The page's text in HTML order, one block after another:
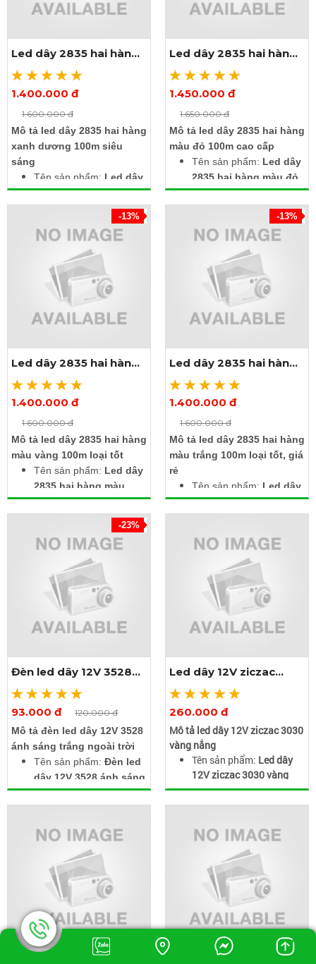
được ngoài trời
cuộn led tặng 4 dây
nguồn tải 100m, trị giá
100.000đ / dây
Nhận ngay 4 dây
giá 100.000đ / dây khi
mua 1 cuộn led
Xem thêm ảnh
Led dây 2835 hai hàng
xanh dương 100m
1.400.000 đ
1.600.000 đ
Mô tả led dây 2835 hai hàng
xanh dương 100m siêu
sáng
Tên sản phẩm: Led dây
2835 hai hàng xanh
dương 100m
Kích thước: Rộng 12mm
x dày 5mm x dài 100m
Chip led: SMD2835
Số lượng led: 120 led/m
Led có silicon trong suốt
trên mạch led, chống
Mua 1 cuộn led ngay
hôm nay, tặng kèm 4
dây nguồn tải 100m trị
giá 100.000đ / dây
Xem thêm ảnh
Led dây 2835 hai hàng
màu đỏ 100m
1.450.000 đ
1.650.000 đ
Mô tả led dây 2835 hai hàng
màu đỏ 100m cao cấp
Tên sản phẩm: Led dây
2835 hai hàng màu đỏ
100m
Điện áp: 220V
Kích thước: Rộng 12mm
x dày 5mm x dài 100m
Chip led: SMD2835
Số lượng led: 120 led/m
IP67: Chống nước, dùng
đươc ngoài trời
Khuyến mãi sốc: Khi
nguồn. Dây nguồn tải
được 100m trị giá
100.000đ / dây
-13%
Xem thêm ảnh
Led dây 2835 hai hàng
màu vàng 100m
1.400.000 đ
1.600.000 đ
Mô tả led dây 2835 hai hàng
màu vàng 100m loại tốt
Tên sản phẩm: Led dây
2835 hai hàng màu
vàng 100m
Điện áp: 220V
Kích thước: Rộng 12mm
x dày 5mm x dài 100m
Chip led: SMD2835
Số lượng led: 120 led/m
Dùng được ngoài trời,
chống nước
Đặc biệt: Mua 1 cuộn
nguồn tải được 100m trị
giá 100.000đ / dây
-13%
Xem thêm ảnh
Led dây 2835 hai hàng
màu trắng 100m
1.400.000 đ
1.600.000 đ
Mô tả led dây 2835 hai hàng
màu trắng 100m loại tốt, giá
rẻ
Tên sản phẩm: Led dây
2835 hai hàng màu
trắng 100m
Kích thước: Rộng 12mm
x dày 5mm x dài 100m
Số lượng led: 120 led/m
Chống nước, dùng được
ngoài trời
Đặc biệt: Mua 1 cuộn led
được 100m trị giá
100.000đ / dây
-23%
Xem thêm ảnh
Đèn led dây 12V 3528
ánh sáng trắng
93.000 đ
120.000 đ
Mô tả đèn led dây 12V 3528
ánh sáng trắng ngoài trời
Tên sản phẩm: Đèn led
dây 12V 3528 ánh sáng
trắng ngoài trời
Điện áp: 12VDC
trắng
Công suất: 10-12w/m
Loại led: SMD3528
Cuộn dài: 5m
Giá rẻ hơn khi mua
combo 3 món bao gồm
(cuộn led, Jack nối,
dimmer, nguồn điện)
Xem thêm ảnh
Led dây 12V ziczac
3030 vàng nắng
260.000 đ
Mô tả led dây 12V ziczac 3030
vàng nắng
Tên sản phẩm: Led dây
12V ziczac 3030 vàng
nắng
Điện áp hoạt động: 12V
Loại chip: 2835 (thấu
Màu ánh sáng: Vàng
nắng (3000K - 3500K)
Độ dài: 10 mét
Chiều rộng: 12mm
Điểm cắt: Cách nhau 1
chip led
Có lớp keo 3M phía sau